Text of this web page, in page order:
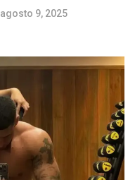
agosto 9, 2025